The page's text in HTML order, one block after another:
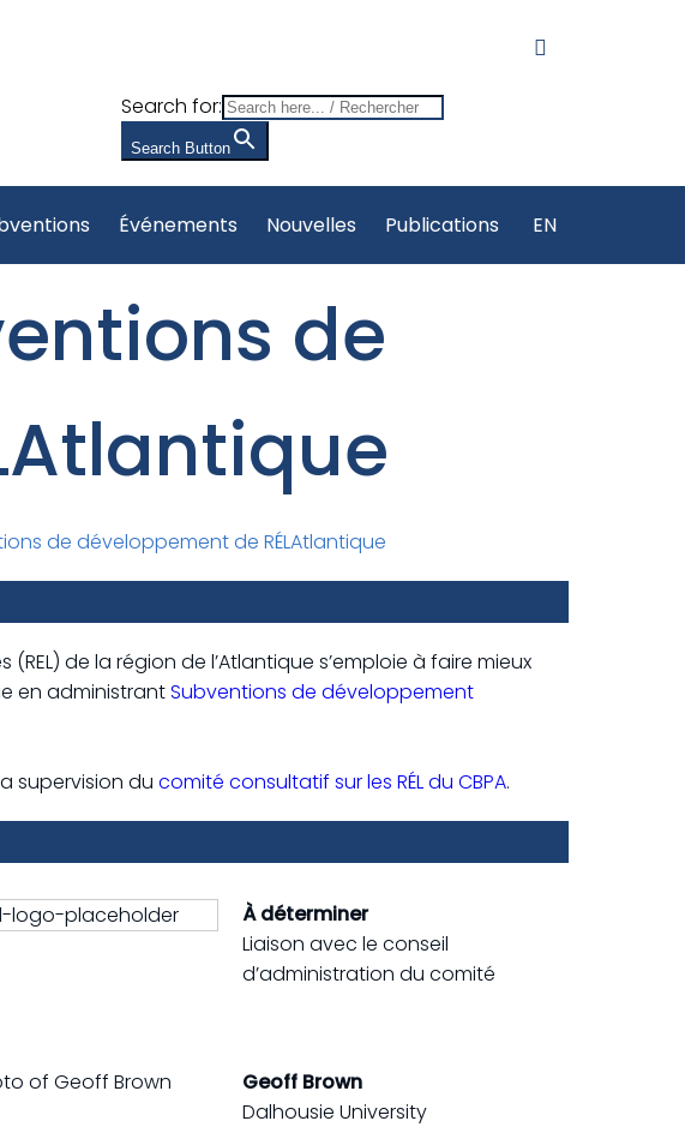
Search for:
Search Button
Événements Nouvelles Publications EN
de
de développement de RÉLAtlantique
de la région de l’Atlantique s’emploie à faire mieux
en administrantSubventions de développement
supervision du comité consultatif sur les RÉL du CBPA.
À déterminer
Liaison avec le conseil
d’administration du comité
Geoff Brown
Dalhousie University